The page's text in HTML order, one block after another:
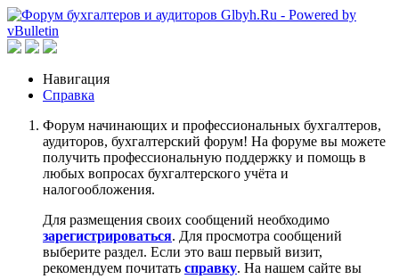
Навигация
Справка
Форум начинающих и профессиональных бухгалтеров,
аудиторов, бухгалтерский форум! На форуме вы можете
получить профессиональную поддержку и помощь в
любых вопросах бухгалтерского учёта и
налогообложения.
Для размещения своих сообщений необходимо
зарегистрироваться. Для просмотра сообщений
выберите раздел. Если это ваш первый визит,
рекомендуем почитать справку. На нашем сайте вы